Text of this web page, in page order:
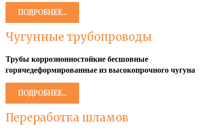
ПОДРОБНЕЕ...
Чугунные трубопроводы
Трубы коррозионностойкие бесшовные
горячедеформированные из высокопрочного чугуна
ПОДРОБНЕЕ...
Переработка шламов